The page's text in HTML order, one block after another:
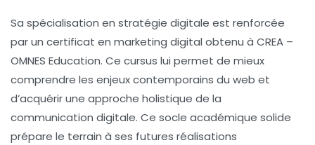
Sa spécialisation en stratégie digitale est renforcée
par un certificat en marketing digital obtenu à CREA –
OMNES Education. Ce cursus lui permet de mieux
comprendre les enjeux contemporains du web et
d’acquérir une approche holistique de la
communication digitale. Ce socle académique solide
prépare le terrain à ses futures réalisations